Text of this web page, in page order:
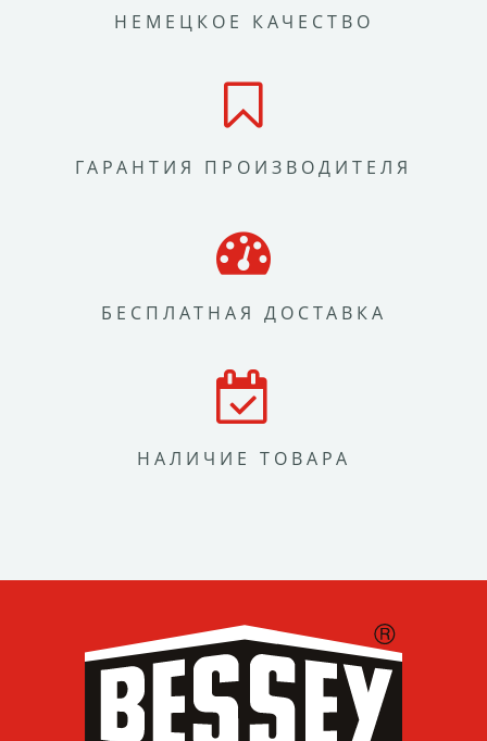
НЕМЕЦКОЕ КАЧЕСТВО
ГАРАНТИЯ ПРОИЗВОДИТЕЛЯ
БЕСПЛАТНАЯ ДОСТАВКА
НАЛИЧИЕ ТОВАРА